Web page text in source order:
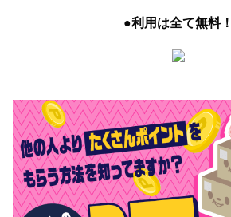
●利用は全て無料！